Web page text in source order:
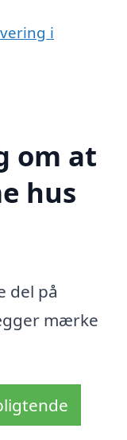
i
om at
hus
del på
mærke